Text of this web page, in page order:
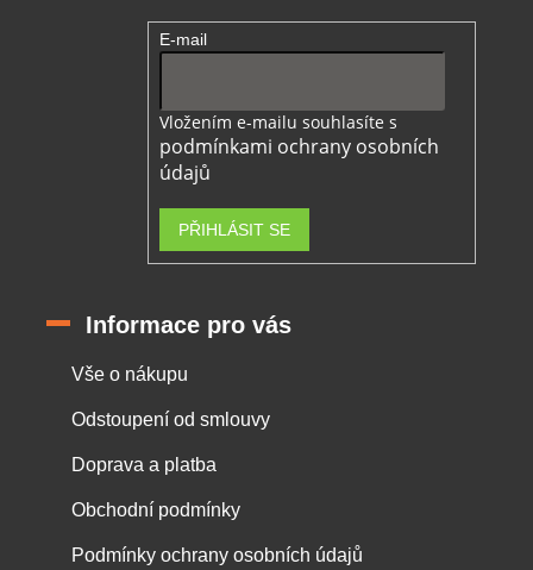
E-mail
Vložením e-mailu souhlasíte s
podmínkami ochrany osobních
údajů
PŘIHLÁSIT SE
Informace pro vás
Vše o nákupu
Odstoupení od smlouvy
Doprava a platba
Obchodní podmínky
Podmínky ochrany osobních údajů